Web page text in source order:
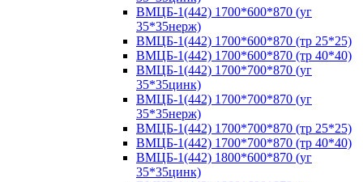
ВМЦБ-1(442) 1700*600*870 (уг
35*35нерж)
ВМЦБ-1(442) 1700*600*870 (тр 25*25)
ВМЦБ-1(442) 1700*600*870 (тр 40*40)
ВМЦБ-1(442) 1700*700*870 (уг
35*35цинк)
ВМЦБ-1(442) 1700*700*870 (уг
35*35нерж)
ВМЦБ-1(442) 1700*700*870 (тр 25*25)
ВМЦБ-1(442) 1700*700*870 (тр 40*40)
ВМЦБ-1(442) 1800*600*870 (уг
35*35цинк)